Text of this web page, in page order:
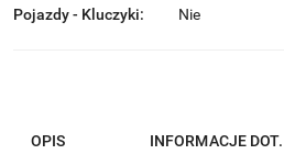
Pojazdy - Kluczyki: Nie
OPIS
INFORMACJE DOT.